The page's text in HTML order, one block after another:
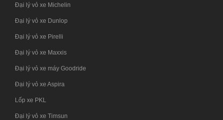
Đại lý vỏ xe Michelin
Đại lý vỏ xe Dunlop
Đại lý vỏ xe Pirelli
Đại lý vỏ xe Maxxis
Đại lý vỏ xe máy Goodride
Đại lý vỏ xe Aspira
Lốp xe PKL
Đại lý vỏ xe Timsun